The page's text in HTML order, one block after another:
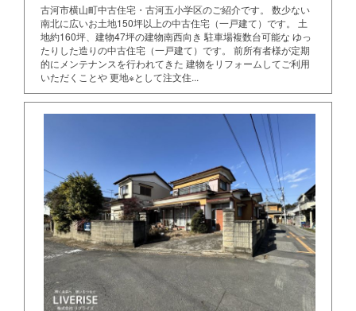
古河市横山町中古住宅・古河五小学区のご紹介です。 数少ない
南北に広いお土地150坪以上の中古住宅（一戸建て）です。 土
地約160坪、建物47坪の建物南西向き 駐車場複数台可能な ゆっ
たりした造りの中古住宅（一戸建て）です。 前所有者様が定期
的にメンテナンスを行われてきた 建物をリフォームしてご利用
いただくことや 更地※として注文住...